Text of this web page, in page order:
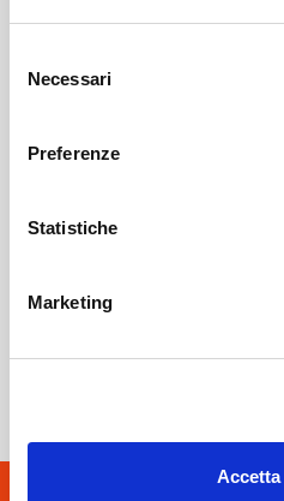
delNecessari
Preferenze
Statistiche
Marketing
SOF Società Onoranze